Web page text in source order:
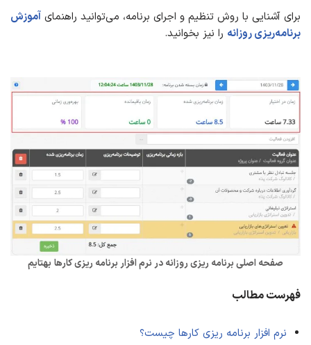
برای آشنایی با روش تنظیم و اجرای برنامه، می‌توانید راهنمای آموزش
برنامه‌ریزی روزانه را نیز بخوانید.
صفحه اصلی برنامه ریزی روزانه در نرم افزار برنامه ریزی کارها بهتایم
فهرست مطالب
نرم افزار برنامه ریزی کارها چیست؟